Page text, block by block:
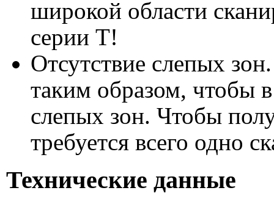
широкой области
серии T!
Отсутствие слепых
таким образом, чтобы
слепых зон. Чтобы
требуется всего одно
Технические данные